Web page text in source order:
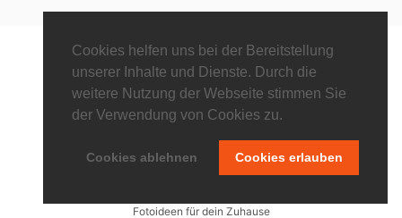
Cookies helfen uns bei der Bereitstellung
unserer Inhalte und Dienste. Durch die
weitere Nutzung der Webseite stimmen Sie
der Verwendung von Cookies zu.
Cookies ablehnen Cookies erlauben
LESENSWERTES
Über mich…
Meine Fototasche
Eintrittspreise
Fotoideen für dein Zuhause